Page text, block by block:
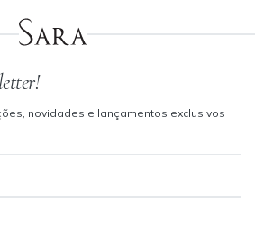
novidades e lançamentos exclusivos